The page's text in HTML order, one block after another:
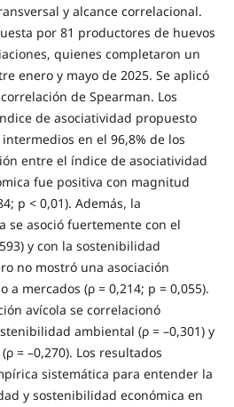
y alcance correlacional.
por 81 productores de huevos
quienes completaron un
enero y mayo de 2025. Se aplicó
de Spearman. Los
de asociatividad propuesto
en el 96,8% de los
entre el índice de asociatividad
fue positiva con magnitud
p < 0,01). Además, la
se asoció fuertemente con el
y con la sostenibilidad
no mostró una asociación
a mercados (ρ = 0,214; p = 0,055).
avícola se correlacionó
ambiental (ρ = –0,301) y
= –0,270). Los resultados
sistemática para entender la
y sostenibilidad económica en